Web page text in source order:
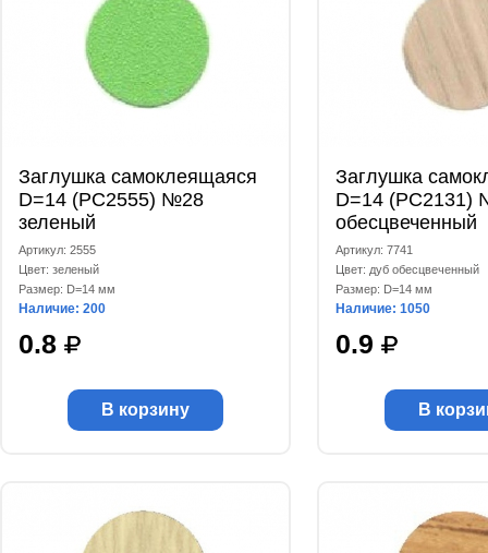
Заглушка самоклеящаяся
D=14 (РС2555) №28
зеленый
Артикул: 2555
Цвет: зеленый
Размер: D=14 мм
Наличие: 200
0.8
В корзину
Заглушка
D=14 (РС2131)
обесцвеченный
Артикул: 7741
Цвет: дуб обесцвеченный
Размер: D=14 мм
Наличие: 1050
0.9
В